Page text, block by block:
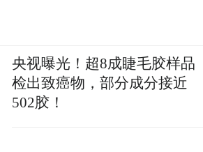
央视曝光！超8成睫毛胶样品
检出致癌物，部分成分接近
502胶！